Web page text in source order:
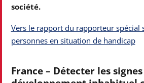
société.
Vers le rapport du rapporteur spécial
personnes en situation de handicap
France – Détecter les signes